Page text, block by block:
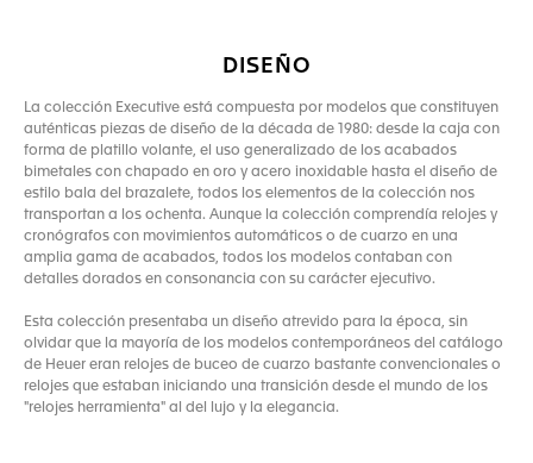
DISEÑO
La colección Executive está compuesta por modelos que constituyen
auténticas piezas de diseño de la década de 1980: desde la caja con
forma de platillo volante, el uso generalizado de los acabados
bimetales con chapado en oro y acero inoxidable hasta el diseño de
estilo bala del brazalete, todos los elementos de la colección nos
transportan a los ochenta. Aunque la colección comprendía relojes y
cronógrafos con movimientos automáticos o de cuarzo en una
amplia gama de acabados, todos los modelos contaban con
detalles dorados en consonancia con su carácter ejecutivo.
Esta colección presentaba un diseño atrevido para la época, sin
olvidar que la mayoría de los modelos contemporáneos del catálogo
de Heuer eran relojes de buceo de cuarzo bastante convencionales o
relojes que estaban iniciando una transición desde el mundo de los
"relojes herramienta" al del lujo y la elegancia.